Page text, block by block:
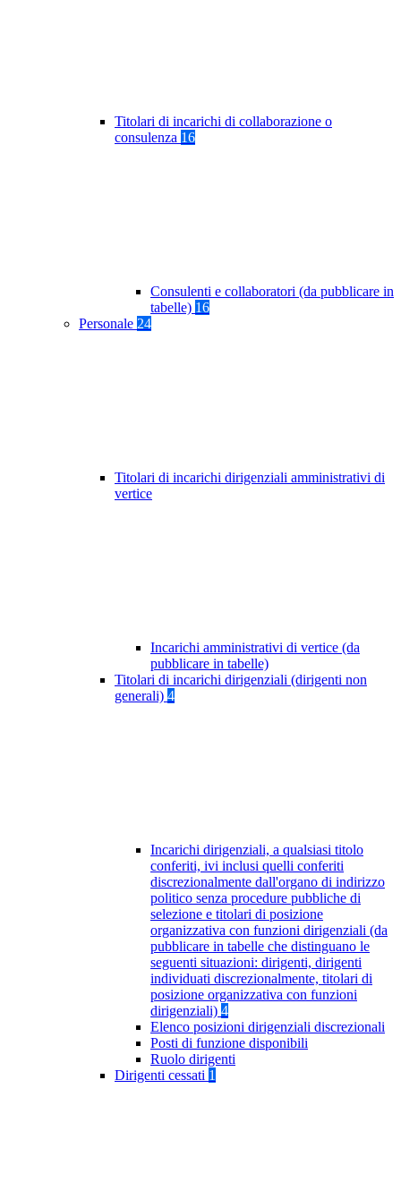
Titolari di incarichi di collaborazione o
consulenza 16
Consulenti e collaboratori (da pubblicare in
tabelle) 16
Personale 24
Titolari di incarichi dirigenziali amministrativi di
vertice
Incarichi amministrativi di vertice (da
pubblicare in tabelle)
Titolari di incarichi dirigenziali (dirigenti non
generali) 4
Incarichi dirigenziali, a qualsiasi titolo
conferiti, ivi inclusi quelli conferiti
discrezionalmente dall'organo di indirizzo
politico senza procedure pubbliche di
selezione e titolari di posizione
organizzativa con funzioni dirigenziali (da
pubblicare in tabelle che distinguano le
seguenti situazioni: dirigenti, dirigenti
individuati discrezionalmente, titolari di
posizione organizzativa con funzioni
dirigenziali) 4
Elenco posizioni dirigenziali discrezionali
Posti di funzione disponibili
Ruolo dirigenti
Dirigenti cessati 1